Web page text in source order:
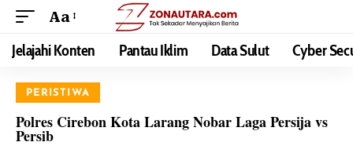
Aa
Jelajahi Konten Pantau Iklim Data Sulut Cyber
PERISTIWA
Polres Cirebon Kota Larang Nobar Laga Persija vs
Persib